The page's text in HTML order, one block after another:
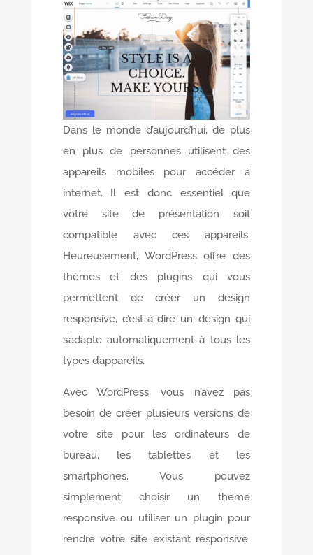
Dans le monde d’aujourd’hui, de plus
en plus de personnes utilisent des
appareils mobiles pour accéder à
internet. Il est donc essentiel que
votre site de présentation soit
compatible avec ces appareils.
Heureusement, WordPress offre des
thèmes et des plugins qui vous
permettent de créer un design
responsive, c’est-à-dire un design qui
s’adapte automatiquement à tous les
types d’appareils.
Avec WordPress, vous n’avez pas
besoin de créer plusieurs versions de
votre site pour les ordinateurs de
bureau, les tablettes et les
smartphones. Vous pouvez
simplement choisir un thème
responsive ou utiliser un plugin pour
rendre votre site existant responsive.